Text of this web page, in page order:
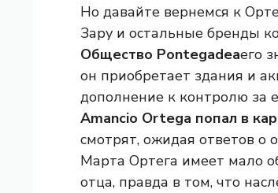
Но давайте вернемся к
Зару и остальные бренды
Общество Pontegadeaего
он приобретает здания и
дополнение к контролю за
Amancio Ortega попал в
смотрят, ожидая ответов о
Марта Ортега имеет мало
отца, правда в том, что